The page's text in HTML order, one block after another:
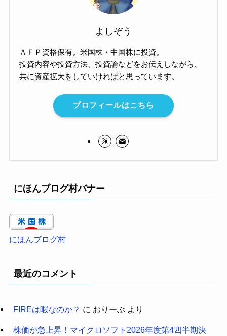
よしぞう
ＡＦＰ資格保有。米国株・中国株に投資。
投資内容や投資方法、投資論などをお伝えしながら、
共に資産拡大をしていければと思っています。
プロフィールはこちら
にほんブログ村バナー
にほんブログ村
最近のコメント
FIREは暇なのか？ に おりーぶ より
株価が急上昇！マイクロソフト2026年度第4四半期決